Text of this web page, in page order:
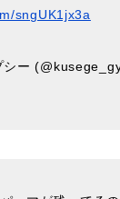
sngUK1jx3a
ー